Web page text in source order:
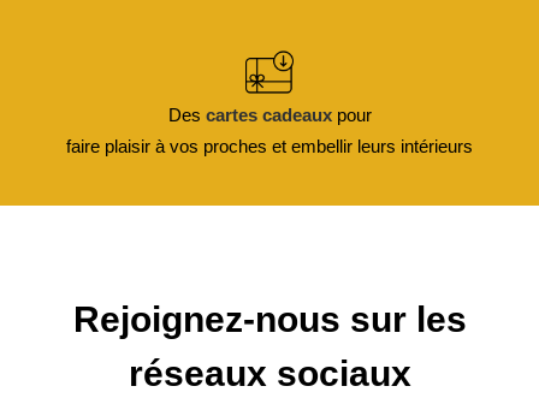
Des cartes cadeauxpour
faire plaisir à vos proches et embellir leurs intérieurs
Rejoignez-nous sur les
réseaux sociaux